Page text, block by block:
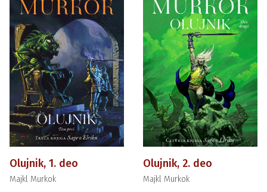
Olujnik, 1. deo
Majkl Murkok
Olujnik, 2. deo
Majkl Murkok